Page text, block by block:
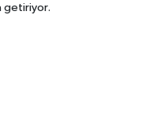
getiriyor.